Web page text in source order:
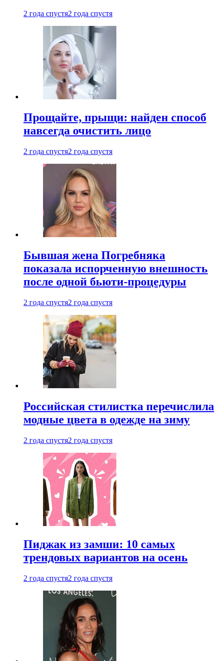
2 года спустя2 года спустя
Прощайте, прыщи: найден способ
навсегда очистить лицо
2 года спустя2 года спустя
Бывшая жена Погребняка
показала испорченную внешность
после одной бьюти-процедуры
2 года спустя2 года спустя
Российская стилистка перечислила
модные цвета в одежде на зиму
2 года спустя2 года спустя
Пиджак из замши: 10 самых
трендовых вариантов на осень
2 года спустя2 года спустя